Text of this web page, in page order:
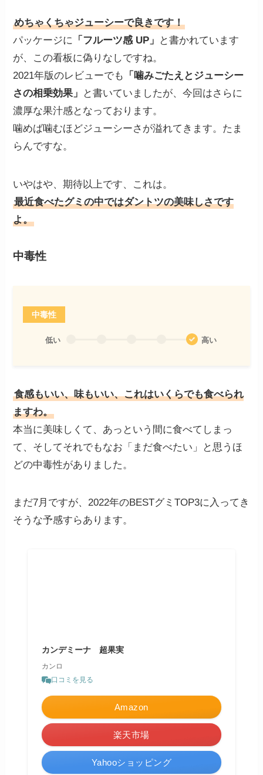
めちゃくちゃジューシーで良きです！
パッケージに 「フルーツ感 UP」
と書かれています
が、この看板に偽りなしですね。
2021年版のレビューでも
「噛みごたえとジューシー
さの相乗効果」
と書いていましたが、今回はさらに
濃厚な果汁感となっております。
噛めば噛むほどジューシーさが溢れてきます。たま
らんですな。
いやはや、期待以上です、これは。
最近食べたグミの中ではダントツの美味しさです
よ。
中毒性
中毒性
低い 高い
食感もいい、味もいい、これはいくらでも食べられ
ますわ。
本当に美味しくて、あっという間に食べてしまっ
て、そしてそれでもなお「まだ食べたい」と思うほ
どの中毒性がありました。
まだ7月ですが、2022年のBESTグミTOP3に入ってき
そうな予感すらあります。
カンデミーナ 超果実
カンロ
口コミを見る
Amazon
楽天市場
Yahooショッピング